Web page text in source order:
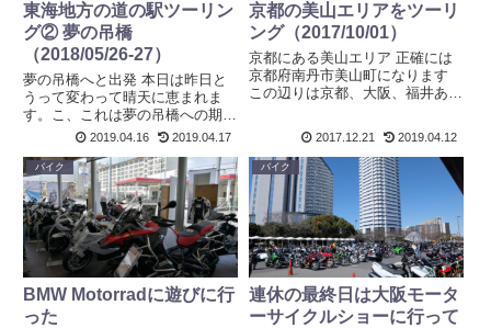
東海地方の道の駅ツーリン
グ② 夢の吊橋
（2018/05/26-27）
夢の吊橋へと出発 本日は昨日と
うって変わって晴天に恵まれま
す。こ、これは夢の吊橋への期待
もあがるなと出発しました。静岡
時間、それほど遠い場所ではあり
ません。 本日はいい天気最
高・・途中途中の景色も良い 朝
の7時...
2019.04.16 2019.04.17
京都の美山エリアをツーリ
ング（2017/10/01）
京都にある美山エリア 正確には
京都府南丹市美山町になります
この辺りは京都、大阪、福井あた
っています。前日に四国走り回っ
たので、今回は軽めに美山辺りの
道の駅を回ります！ 青が走りや
すい道で、緑はちょっと対面通
行...
2017.12.21 2019.04.12
バイク
BMW Motorradに遊びに行
った
バイク
連休の最終日は大阪モータ
ーサイクルショーに行って